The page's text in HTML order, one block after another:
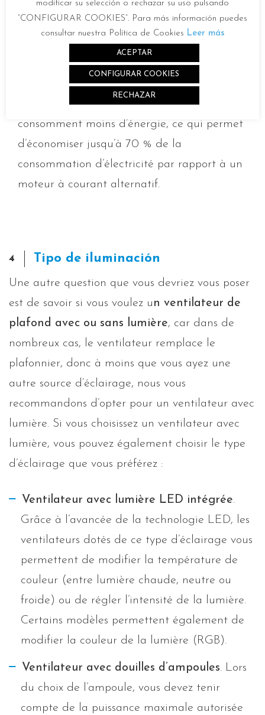
ces aimants, il n’y a pas de friction entre les
composants du moteur, ce qui améliore le
rendement énergétique et prolonge la durée
de vie du ventilateur. En outre, comme il n’y
a pas de friction, les ventilateurs équipés de
ce type de moteur sont ultra silencieux et
consomment moins d’énergie, ce qui permet
d’économiser jusqu’à 70 % de la
consommation d’électricité par rapport à un
moteur à courant alternatif.
4 Tipo de iluminación
Une autre question que vous devriez vous poser
est de savoir si vous voulez u n ventilateur de
plafond avec ou sans lumière, car dans de
nombreux cas, le ventilateur remplace le
plafonnier, donc à moins que vous ayez une
autre source d’éclairage, nous vous
recommandons d’opter pour un ventilateur avec
lumière. Si vous choisissez un ventilateur avec
lumière, vous pouvez également choisir le type
d’éclairage que vous préférez :
Ventilateur avec lumière LED intégrée.
Grâce à l’avancée de la technologie LED, les
ventilateurs dotés de ce type d’éclairage vous
permettent de modifier la température de
couleur (entre lumière chaude, neutre ou
froide) ou de régler l’intensité de la lumière.
Certains modèles permettent également de
modifier la couleur de la lumière (RGB).
Ventilateur avec douilles d’ampoules. Lors
du choix de l’ampoule, vous devez tenir
compte de la puissance maximale autorisée
modificar su selección o rechazar su uso pulsando
“CONFIGURAR COOKIES”. Para más información puedes
consultar nuestra Política de Cookies Leer más
ACEPTAR
CONFIGURAR COOKIES
RECHAZAR